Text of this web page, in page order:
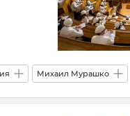
Михаил Мурашко